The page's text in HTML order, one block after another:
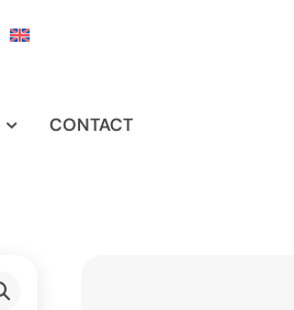
CONTACT